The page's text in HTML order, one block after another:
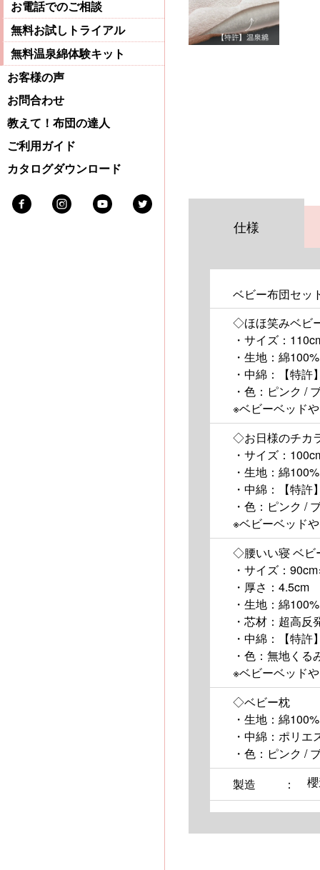
仕様
ベビー布団セ
◇ほほ笑みベビ
・サイズ：
・生地：綿
・中綿：【特
・色：ピンク /
※ベビーベッド
◇お日様のチカ
・サイズ：
・生地：綿
・中綿：【特
・色：ピンク /
※ベビーベッド
◇腰いい寝 ベビ
・サイズ：
・厚さ：4.5cm
・生地：綿100%
・芯材：超高
・中綿：【特
・色：無地くる
※ベビーベッド
◇ベビー枕
・生地：綿100%
・中綿：ポリエ
・色：ピンク /
製造
お電話でのご相談
無料お試しトライアル
無料温泉綿体験キット
お客様の声
お問合わせ
教えて！布団の達人
ご利用ガイド
カタログダウンロード
Facebook InstagramYoutubeTwitter